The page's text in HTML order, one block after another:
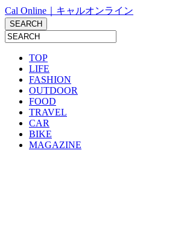
Cal Online｜キャルオンライン
TOP
LIFE
FASHION
OUTDOOR
FOOD
TRAVEL
CAR
BIKE
MAGAZINE